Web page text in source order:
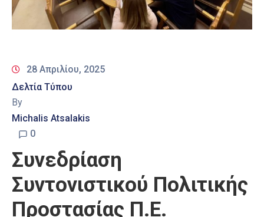
Επικοινωνία
28 Απριλίου, 2025
Δελτία Τύπου
By
Michalis Atsalakis
0
Συνεδρίαση
Συντονιστικού Πολιτικής
Προστασίας Π.Ε.